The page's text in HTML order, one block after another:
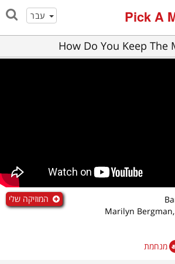
עבר Pick A
How Do You Keep The
Marilyn
המוזיקה שלי
מנחמת